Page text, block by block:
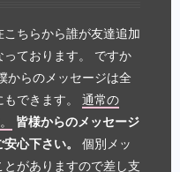
ちらから誰が友達追加
っております。 ですか
からのメッセージは全
できます。 通常の
皆様からのメッセージ
心下さい。
個別メッ
がありますので差し支